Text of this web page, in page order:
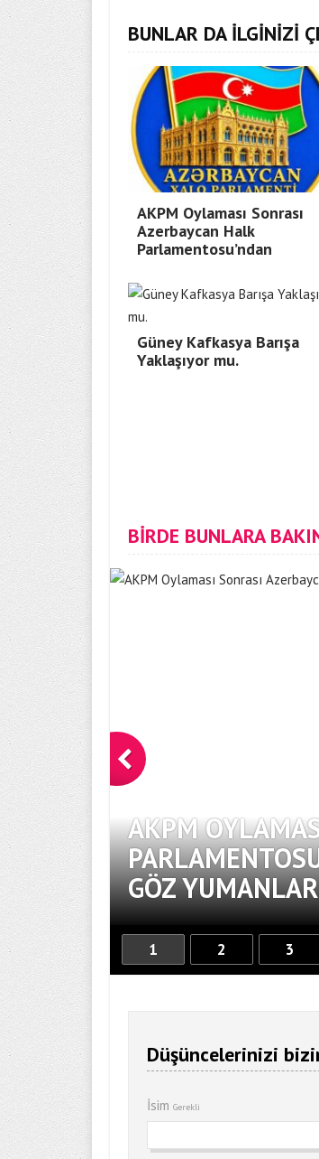
BUNLAR DA İLGİNİZİ
AKPM Oylaması Sonrası
Azerbaycan Halk
Parlamentosu’ndan
Güney Kafkasya Barışa
Yaklaşıyor mu.
BİRDE BUNLARA
AKPM
GÖZ
1 2 3
Düşüncelerinizi
İsim Gerekli